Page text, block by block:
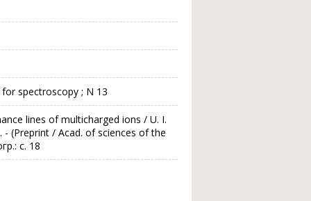
spectroscopy ; N 13
lines of multicharged ions / U. I.
- (Preprint / Acad. of sciences of the
с. 18